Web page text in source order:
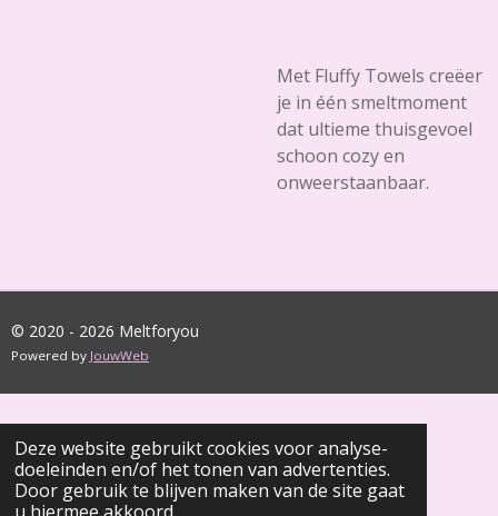
Deze website gebruikt cookies voor analyse-
doeleinden en/of het tonen van advertenties.
Door gebruik te blijven maken van de site gaat
Met Fluffy Towels creëer
je in één smeltmoment
dat ultieme thuisgevoel
schoon cozy en
onweerstaanbaar.
© 2020 - 2026 Meltforyou
Powered by JouwWeb